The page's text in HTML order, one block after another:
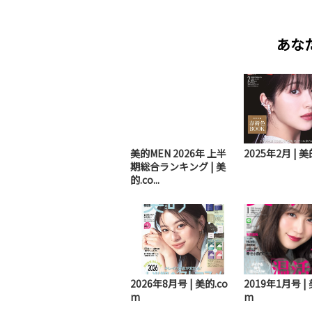
あな
美的MEN 2026年 上半
期総合ランキング | 美
的.co...
2025年2月 |
2026年8月号 | 美的.co
m
2019年1月号 |
m